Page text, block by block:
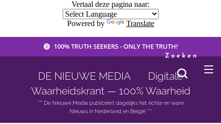
Vertaal deze pagina naar:
Powered by Translate
100% TRUTH SEEKERS - ONLY THE TRUTH!
DE NIEUWE MEDIA 🟣 Digitale
Waarheidskrant — 100% Waarheid
*** De Nieuwe Media publiceert dagelijks het èchte en ware
Nieuws in Nederland en België ***
Zoeken